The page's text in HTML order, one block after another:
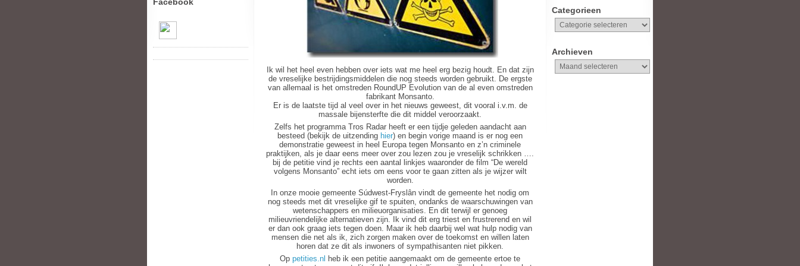
Ik wil het heel even hebben over iets wat me heel erg bezig houdt. En dat zijn
de vreselijke bestrijdingsmiddelen die nog steeds worden gebruikt. De ergste
van allemaal is het omstreden RoundUP Evolution van de al even omstreden
fabrikant Monsanto.
Er is de laatste tijd al veel over in het nieuws geweest, dit vooral i.v.m. de
massale bijensterfte die dit middel veroorzaakt.
Zelfs het programma Tros Radar heeft er een tijdje geleden aandacht aan
besteed (bekijk de uitzending hier) en begin vorige maand is er nog een
demonstratie geweest in heel Europa tegen Monsanto en z’n criminele
praktijken, als je daar eens meer over zou lezen zou je vreselijk schrikken ….
bij de petitie vind je rechts een aantal linkjes waaronder de film “De wereld
volgens Monsanto” echt iets om eens voor te gaan zitten als je wijzer wilt
worden.
In onze mooie gemeente Súdwest-Fryslân vindt de gemeente het nodig om
nog steeds met dit vreselijke gif te spuiten, ondanks de waarschuwingen van
wetenschappers en milieuorganisaties. En dit terwijl er genoeg
milieuvriendelijke alternatieven zijn. Ik vind dit erg triest en frustrerend en wil
er dan ook graag iets tegen doen. Maar ik heb daarbij wel wat hulp nodig van
mensen die net als ik, zich zorgen maken over de toekomst en willen laten
horen dat ze dit als inwoners of sympathisanten niet pikken.
Op petities.nl heb ik een petitie aangemaakt om de gemeente ertoe te
Categorieen
Categorieen
Archieven
Archieven